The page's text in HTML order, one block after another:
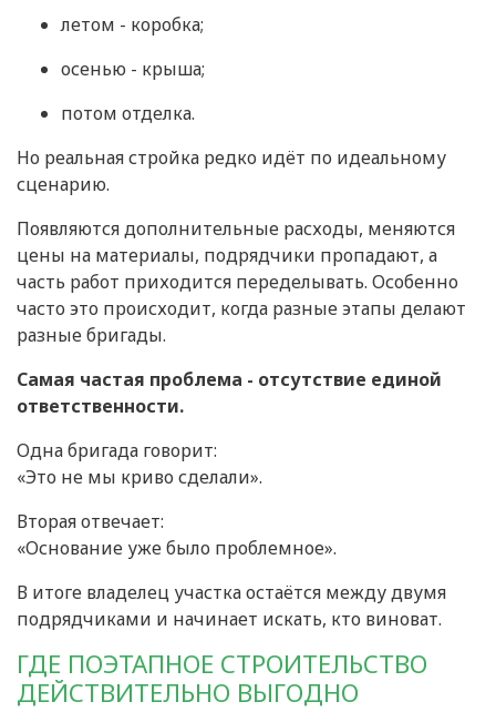
летом - коробка;
осенью - крыша;
потом отделка.
Но реальная стройка редко идёт по идеальному
сценарию.
Появляются дополнительные расходы, меняются
цены на материалы, подрядчики пропадают, а
часть работ приходится переделывать. Особенно
часто это происходит, когда разные этапы делают
разные бригады.
Самая частая проблема - отсутствие единой
ответственности.
Одна бригада говорит:
«Это не мы криво сделали».
Вторая отвечает:
«Основание уже было проблемное».
В итоге владелец участка остаётся между двумя
подрядчиками и начинает искать, кто виноват.
ГДЕ ПОЭТАПНОЕ СТРОИТЕЛЬСТВО
ДЕЙСТВИТЕЛЬНО ВЫГОДНО